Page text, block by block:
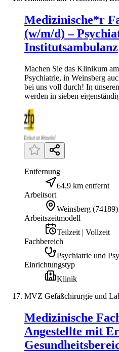
Medizinische*r
(w/m/d) –
Institutsambulanz
Machen Sie das Klinikum
Psychiatrie, in Weinsberg
bei uns voll durch! In
werden in sieben
Entfernung
64,9 km entfernt
Arbeitsort
Weinsberg (74189)
Arbeitszeitmodell
Teilzeit | Vollzeit
Fachbereich
Psychiatrie und
Einrichtungstyp
Klinik
MVZ Gefäßchirurgie und
Medizinische
Angestellte mit